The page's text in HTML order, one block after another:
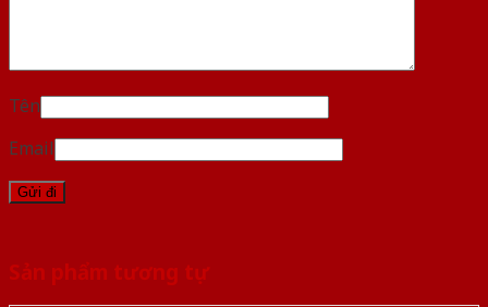
Tên
Email
Sản phẩm tương tự